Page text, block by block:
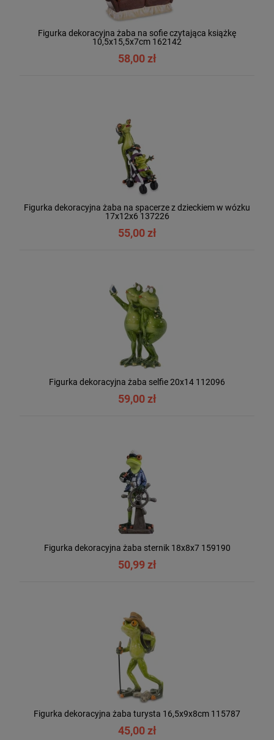
Figurka dekoracyjna żaba na sofie czytająca książkę
10,5x15,5x7cm 162142
58,00 zł
Figurka dekoracyjna żaba na spacerze z dzieckiem w wózku
17x12x6 137226
55,00 zł
Figurka dekoracyjna żaba selfie 20x14 112096
59,00 zł
Figurka dekoracyjna żaba sternik 18x8x7 159190
50,99 zł
Figurka dekoracyjna żaba turysta 16,5x9x8cm 115787
45,00 zł